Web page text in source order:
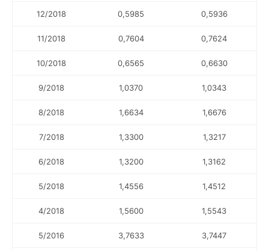
12/2018 0,5985 0,5936
11/2018 0,7604 0,7624
10/2018 0,6565 0,6630
9/2018 1,0370 1,0343
8/2018 1,6634 1,6676
7/2018 1,3300 1,3217
6/2018 1,3200 1,3162
5/2018 1,4556 1,4512
4/2018 1,5600 1,5543
5/2016 3,7633 3,7447